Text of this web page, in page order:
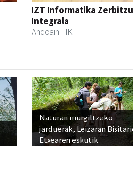
IZT Informatika Zerbitzu
Integrala
Andoain - IKT
Naturan murgiltzeko
jarduerak, Leizaran
Etxearen eskutik